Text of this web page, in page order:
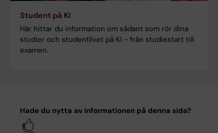
Student på KI
Här hittar du information om sådant som rör dina
studier och studentlivet på KI - från studiestart till
examen.
Hade du nytta av informationen på denna sida?